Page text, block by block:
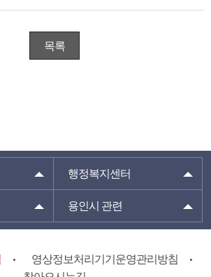
목록
행정복지센터
용인시 관련
영상정보처리기기운영관리방침